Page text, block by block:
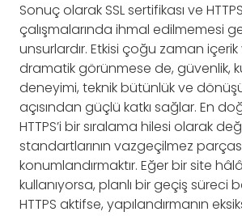
Sonuç olarak SSL sertifikası ve
çalışmalarında ihmal edilmemesi
unsurlardır. Etkisi çoğu zaman
dramatik görünmese de, güvenlik,
deneyimi, teknik bütünlük ve
açısından güçlü katkı sağlar. En
HTTPS’i bir sıralama hilesi olarak
standartlarının vazgeçilmez
konumlandırmaktır. Eğer bir site
kullanıyorsa, planlı bir geçiş süreci
HTTPS aktifse, yapılandırmanın